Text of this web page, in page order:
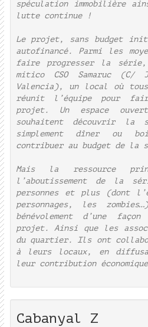
spéculation immobilière
lutte continue !
Le projet, sans budget
autofinancé. Parmi les
faire progresser la
mítico CSO Samaruc (C/
Valencia), un local où
réunit l’équipe pour
projet. Un espace
souhaitent découvrir la
simplement dîner ou
contribuer au budget de la
Mais la ressource
l’aboutissement de la
personnes et plus (dont
personnages, les
bénévolement d’une
projet. Ainsi que les
du quartier. Ils ont
à leurs locaux, en
leur contribution
Cabanyal Z